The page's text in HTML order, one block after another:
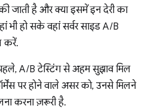
जाती है और क्या इसमें इन देरी का
हो सके वहां सर्वर साइड A/B
करें.
A/B टेस्टिंग से अहम सुझाव मिल
पर होने वाले असर को, उनसे मिलने
करना ज़रूरी है.